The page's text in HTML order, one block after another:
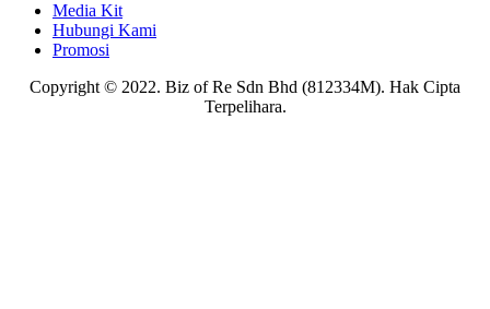
Media Kit
Hubungi Kami
Promosi
Copyright © 2022. Biz of Re Sdn Bhd (812334M). Hak Cipta
Terpelihara.